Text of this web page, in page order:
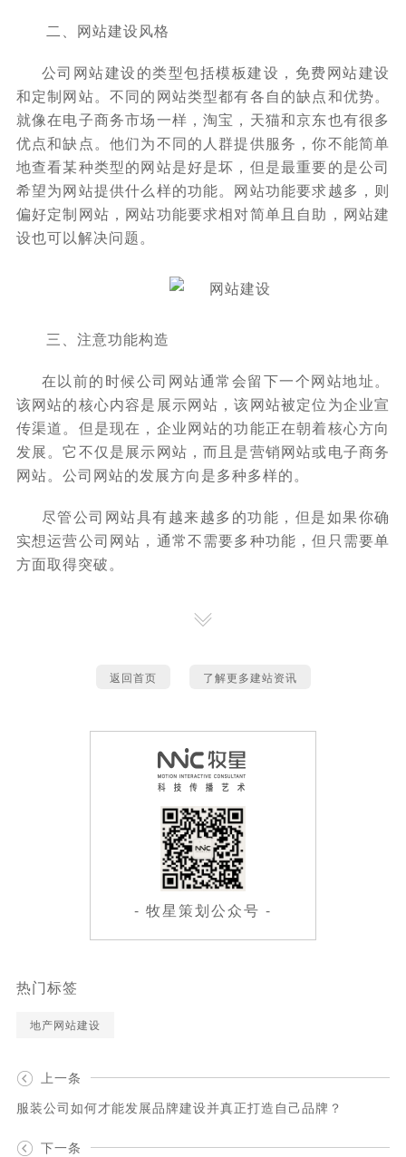
二、网站建设风格
公司网站建设的类型包括模板建设，免费网站建设
和定制网站。不同的网站类型都有各自的缺点和优势。
就像在电子商务市场一样，淘宝，天猫和京东也有很多
优点和缺点。他们为不同的人群提供服务，你不能简单
地查看某种类型的网站是好是坏，但是最重要的是公司
希望为网站提供什么样的功能。网站功能要求越多，则
偏好定制网站，网站功能要求相对简单且自助，网站建
设也可以解决问题。
三、注意功能构造
在以前的时候公司网站通常会留下一个网站地址。
该网站的核心内容是展示网站，该网站被定位为企业宣
传渠道。但是现在，企业网站的功能正在朝着核心方向
发展。它不仅是展示网站，而且是营销网站或电子商务
网站。公司网站的发展方向是多种多样的。
尽管公司网站具有越来越多的功能，但是如果你确
实想运营公司网站，通常不需要多种功能，但只需要单
方面取得突破。
返回首页 了解更多建站资讯
- 牧星策划公众号 -
热门标签
地产网站建设
上一条
服装公司如何才能发展品牌建设并真正打造自己品牌？
下一条